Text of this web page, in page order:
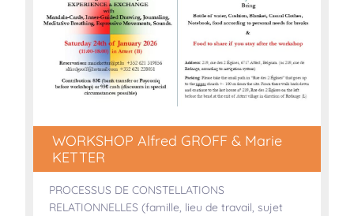
WORKSHOP Alfred GROFF & Marie
KETTER
PROCESSUS DE CONSTELLATIONS
RELATIONNELLES (famille, lieu de travail, sujet